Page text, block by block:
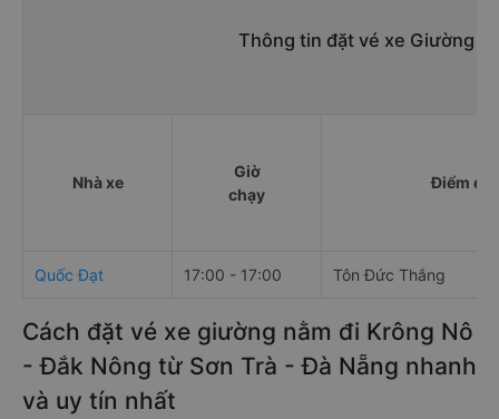
Thông tin đặt vé xe Giường
Nhà xe
Giờ
chạy
Điểm đi
Quốc Đạt 17:00 - 17:00 Tôn Đức Thắng
Cách đặt vé xe giường nằm đi Krông Nô
- Đắk Nông từ Sơn Trà - Đà Nẵng nhanh
và uy tín nhất